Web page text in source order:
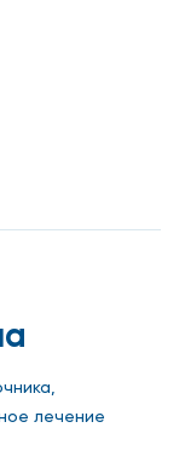
лечение